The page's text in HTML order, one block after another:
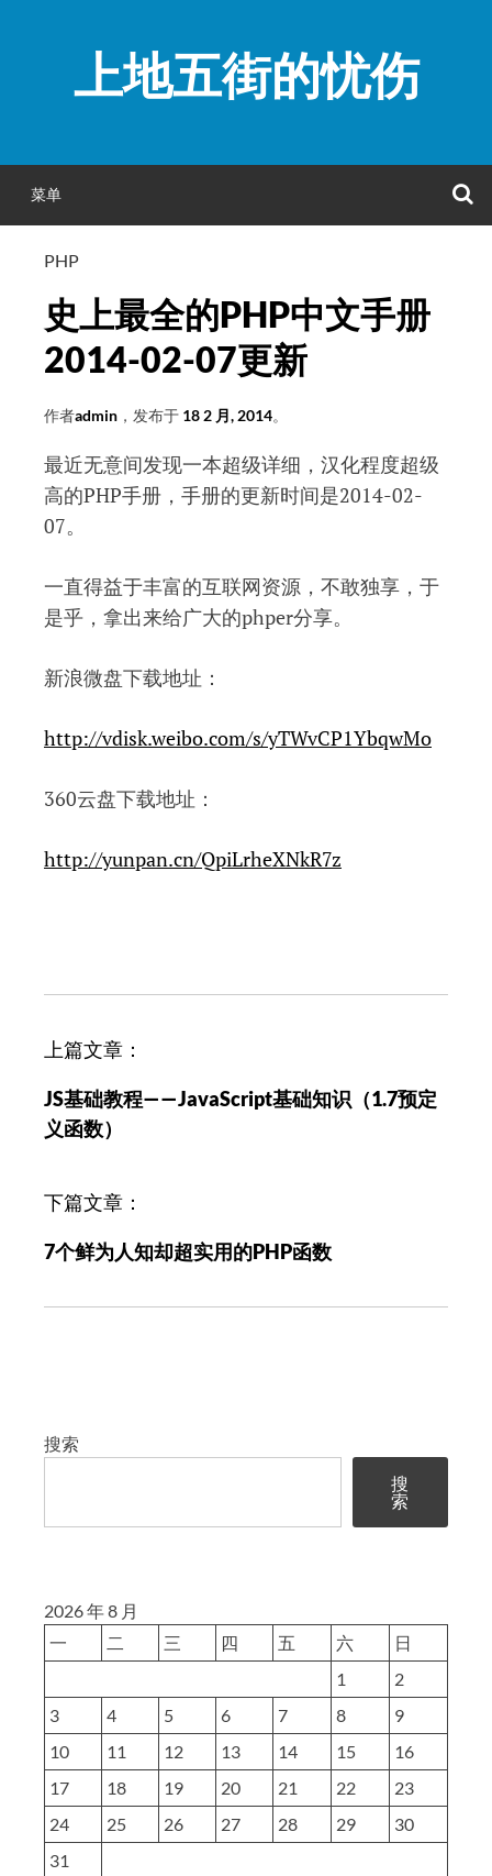
上地五街的忧伤
菜单
PHP
史上最全的PHP中文手册
2014-02-07更新
作者admin ，发布于 18 2 月, 2014。
最近无意间发现一本超级详细，汉化程度超级
高的PHP手册，手册的更新时间是2014-02-
07。
一直得益于丰富的互联网资源，不敢独享，于
是乎，拿出来给广大的phper分享。
新浪微盘下载地址：
http://vdisk.weibo.com/s/yTWvCP1YbqwMo
360云盘下载地址：
http://yunpan.cn/QpiLrheXNkR7z
文
导
航
上篇文章：
JS基础教程——JavaScript基础知识（1.7预定
义函数）
下篇文章：
7个鲜为人知却超实用的PHP函数
搜索
搜
索
2026 年 8 月
一
二 三 四 五 六
日
1
2
3
4 5 6 7 8
9
10
11 12 13 14 15
16
17
18 19 20 21 22
23
24
25 26 27 28 29
30
31